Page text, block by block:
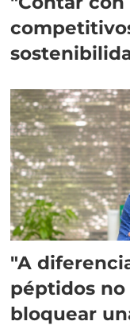
"A
péptidos
bloquear